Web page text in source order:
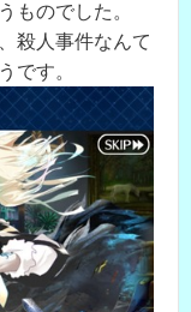
ものでした。
殺人事件なんて
です。